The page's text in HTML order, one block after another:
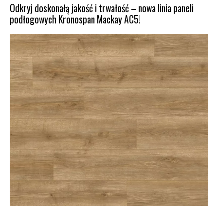
Odkryj doskonałą jakość i trwałość – nowa linia paneli
podłogowych Kronospan Mackay AC5!